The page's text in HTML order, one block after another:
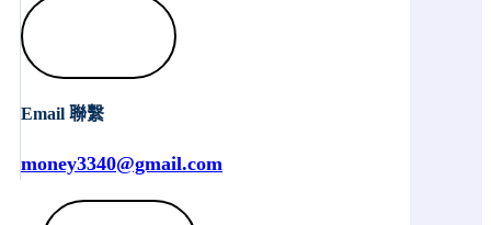
Email 聯繫
money3340@gmail.com